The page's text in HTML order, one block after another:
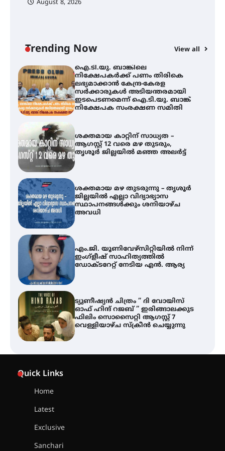
August 8, 2026
Trending Now View all
ഇടപെടണമെന്ന് ഐ.ടി.യു. ബാങ്ക്
നിക്ഷേപക സംരക്ഷണ സമിതി
ശക്തമായ കാറ്റിന് സാധ്യത –
ആഗസ്റ്റ് 12 വരെ മഴ തുടരും,
തൃശൂർ ജില്ലയിൽ മഞ്ഞ അലർട്ട്
ശക്തമായ മഴ തുടരുന്നു – തൃശൂർ
ജില്ലയിൽ എല്ലാ വിദ്യാഭ്യാസ
സ്ഥാപനങ്ങൾക്കും ശനിയാഴ്ച
അവധി
എം.ജി. യൂണിവേഴ്‌സിറ്റിയിൽ നിന്ന്
ഇംഗ്ളീഷ് സാഹിത്യത്തിൽ
ഡോക്ടറേറ്റ് നേടിയ എൻ. ആര്യ
ട്യുണീഷ്യൻ ചിത്രം ” ദി വോയിസ്
ഓഫ് ഹിന്ദ് റജബ് ” ഇരിങ്ങാലക്കുട
ഫിലിം സൊസൈറ്റി ആഗസ്റ്റ് 7
വെള്ളിയാഴ്ച സ്‌ക്രീൻ ചെയ്യുന്നു
തിരനോട്ടം ‘അരങ്ങ് 2026’ ഉണർന്നു
Quick Links
Home
Latest
Exclusive
Sanchari